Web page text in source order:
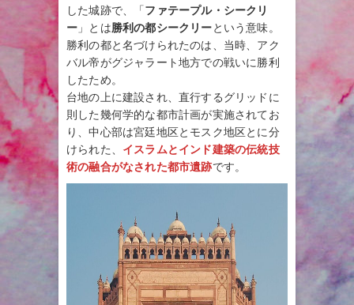
した城跡で、「ファテープル・シークリ
ー 」とは勝利の都シークリーという意味。
勝利の都と名づけられたのは、当時、アク
バル帝がグジャラート地方での戦いに勝利
したため。
台地の上に建設され、直行するグリッドに
則した幾何学的な都市計画が実施されてお
り、中心部は宮廷地区とモスク地区とに分
けられた、 イスラムとインド建築の伝統技
術の融合がなされた都市遺跡です。